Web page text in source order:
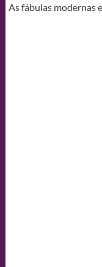
As fábulas modernas